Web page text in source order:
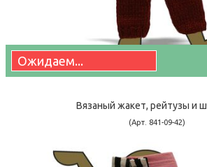
Ожидаем...
Вязаный жакет, рейтузы и
(Арт. 841-09-42)